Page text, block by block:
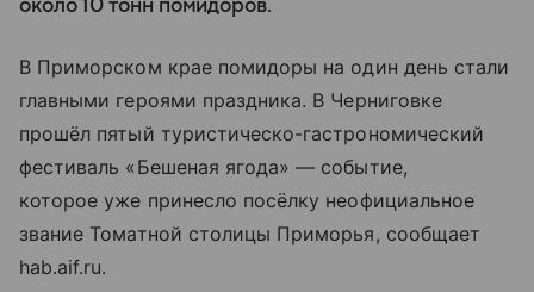
около 10 тонн помидоров.
В Приморском крае помидоры на один день стали
главными героями праздника. В Черниговке
прошёл пятый туристическо-гастрономический
фестиваль «Бешеная ягода» — событие,
которое уже принесло посёлку неофициальное
звание Томатной столицы Приморья, сообщает
hab.aif.ru.